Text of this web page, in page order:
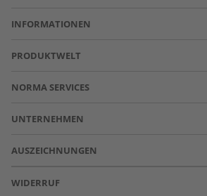
INFORMATIONEN
PRODUKTWELT
NORMA SERVICES
UNTERNEHMEN
AUSZEICHNUNGEN
WIDERRUF